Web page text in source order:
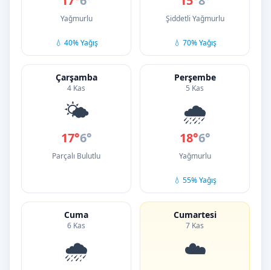
Yağmurlu
💧 40% Yağış
Şiddetli Yağmurlu
💧 70% Yağış
Çarşamba
4 Kas
🌤️
17°6°
Parçalı Bulutlu
Perşembe
5 Kas
🌧️
18°6°
Yağmurlu
💧 55% Yağış
Cuma
6 Kas
🌧️
Cumartesi
7 Kas
☁️